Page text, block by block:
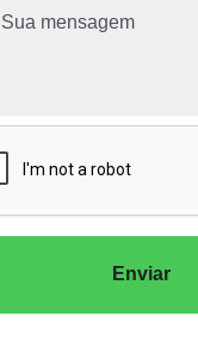
Enviar